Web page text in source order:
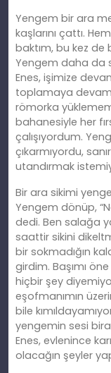
Yengem bir ara
kaşlarını çattı.
baktım, bu kez de
Yengem daha da
Enes, işimize
toplamaya devam
römorka
bahanesiyle her
çalışıyordum.
çıkarmıyordu,
utandırmak
Bir ara sikimi
Yengem dönüp,
dedi. Ben salağa
saattir sikini
bir sokmadığın
girdim. Başımı
hiçbir şey
eşofmanımın
bile
yengemin sesi
Enes, evlenince
olacağın şeyler